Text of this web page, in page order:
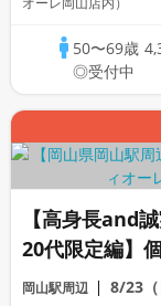
50〜69歳
◎受付中
【高身長and
20代限定編】
出会い～
岡山駅周辺 8/23（